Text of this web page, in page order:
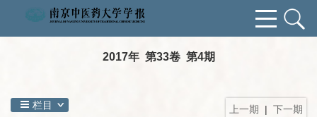
2017年 第33卷 第4期
上一期 | 下一期
栏目